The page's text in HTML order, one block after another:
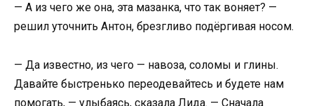
— А из чего же она, эта мазанка, что так воняет? —
решил уточнить Антон, брезгливо подёргивая носом.
— Да известно, из чего — навоза, соломы и глины.
Давайте быстренько переодевайтесь и будете нам
помогать, — улыбаясь, сказала Лида. — Сначала